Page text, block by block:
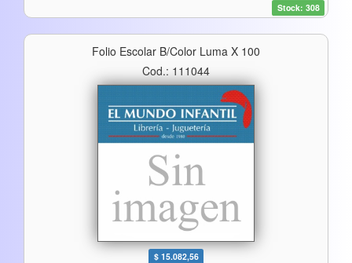
Stock: 308
Folio Escolar B/color Luma X 100
Cod.: 111044
$ 15.082,56